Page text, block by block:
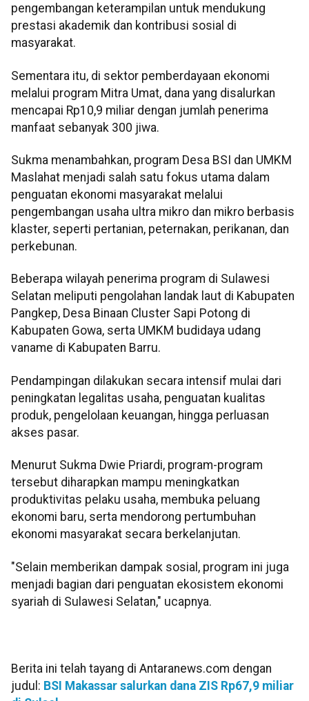
pengembangan keterampilan untuk mendukung
prestasi akademik dan kontribusi sosial di
masyarakat.
Sementara itu, di sektor pemberdayaan ekonomi
melalui program Mitra Umat, dana yang disalurkan
mencapai Rp10,9 miliar dengan jumlah penerima
manfaat sebanyak 300 jiwa.
Sukma menambahkan, program Desa BSI dan UMKM
Maslahat menjadi salah satu fokus utama dalam
penguatan ekonomi masyarakat melalui
pengembangan usaha ultra mikro dan mikro berbasis
klaster, seperti pertanian, peternakan, perikanan, dan
perkebunan.
Beberapa wilayah penerima program di Sulawesi
Selatan meliputi pengolahan landak laut di Kabupaten
Pangkep, Desa Binaan Cluster Sapi Potong di
Kabupaten Gowa, serta UMKM budidaya udang
vaname di Kabupaten Barru.
Pendampingan dilakukan secara intensif mulai dari
peningkatan legalitas usaha, penguatan kualitas
produk, pengelolaan keuangan, hingga perluasan
akses pasar.
Menurut Sukma Dwie Priardi, program-program
tersebut diharapkan mampu meningkatkan
produktivitas pelaku usaha, membuka peluang
ekonomi baru, serta mendorong pertumbuhan
ekonomi masyarakat secara berkelanjutan.
"Selain memberikan dampak sosial, program ini juga
menjadi bagian dari penguatan ekosistem ekonomi
syariah di Sulawesi Selatan," ucapnya.
Berita ini telah tayang di Antaranews.com dengan
judul: BSI Makassar salurkan dana ZIS Rp67,9 miliar